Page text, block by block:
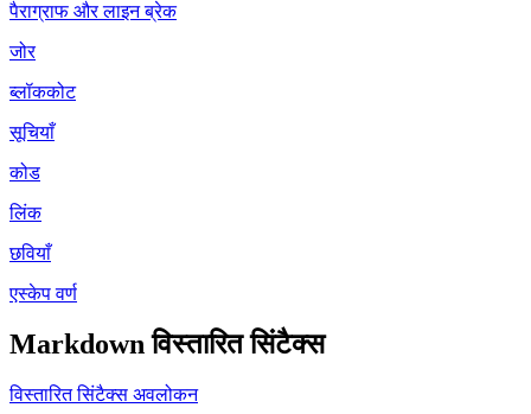
पैराग्राफ और लाइन ब्रेक
जोर
ब्लॉककोट
सूचियाँ
कोड
लिंक
छवियाँ
एस्केप वर्ण
Markdown विस्तारित सिंटैक्स
विस्तारित सिंटैक्स अवलोकन